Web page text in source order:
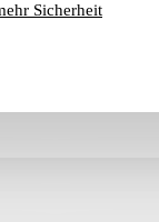
Sicherheit